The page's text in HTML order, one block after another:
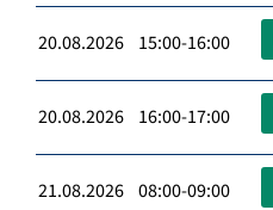
20.08.2026 15:00-16:00
20.08.2026 16:00-17:00
21.08.2026 08:00-09:00